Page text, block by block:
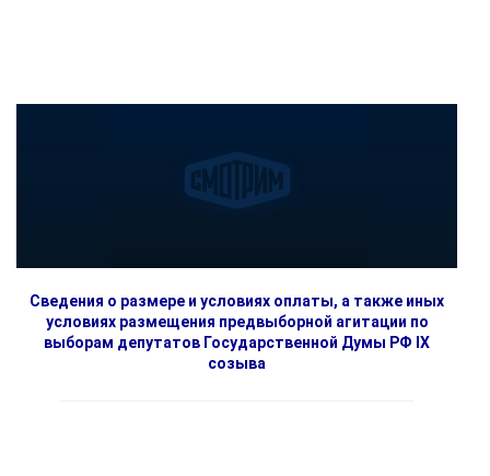
Сведения о размере и условиях оплаты, а также иных
условиях размещения предвыборной агитации по
выборам депутатов Государственной Думы РФ IX
созыва